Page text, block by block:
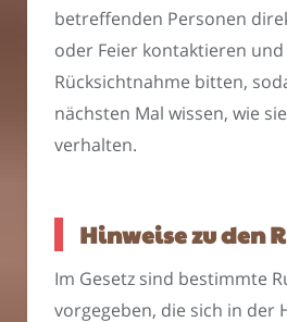
betreffenden Personen
oder Feier kontaktieren
Rücksichtnahme bitten,
nächsten Mal wissen, wie
verhalten.
Hinweise zu den
Im Gesetz sind bestimmte
vorgegeben, die sich in der